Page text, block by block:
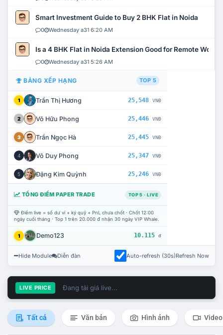
Smart Investment Guide to Buy 2 BHK Flat in Noida
0 Wednesday a31 6:20 AM
Is a 4 BHK Flat in Noida Extension Good for Remote Work?
0 Wednesday a31 5:26 AM
BẢNG XẾP HẠNG TOP 5
1 Trần Thị Hương 25,548 VNĐ
2 Võ Hữu Phong 25,446 VNĐ
3 Trần Ngọc Hà 25,445 VNĐ
4 Võ Duy Phong 25,347 VNĐ
5 Đặng Kim Quỳnh 25,246 VNĐ
TỔNG ĐIỂM PAPER TRADE TOP 5 · LIVE
Điểm live = số dư ví + ký quỹ + PnL chưa chốt · Chốt 12:00
ngày cuối tháng · Top 1 trên 20.000 đ nhận 30 ngày VIP Whale.
1 Demo123 10.115 đ
Hide Module Diễn đàn Auto-refresh (30s)Refresh Now
LIVE PRICE Đang tải giá live...
Tất cả Văn bản Hình ảnh Video